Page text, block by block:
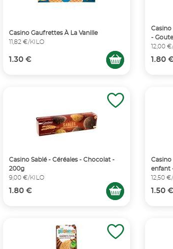
Casino Gaufrettes À La Vanille
11,82 €/KILO
1.30 €
-
12,00
1.80
Casino Sablé - Céréales - Chocolat -
200g
9,00 €/KILO
1.80 €
Casino
enfant
12,50
1.50 €